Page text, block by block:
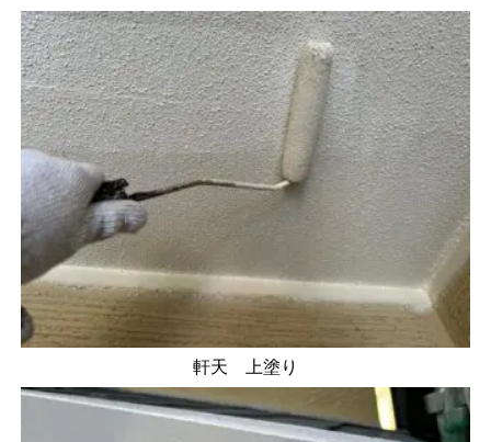
軒天 上塗り